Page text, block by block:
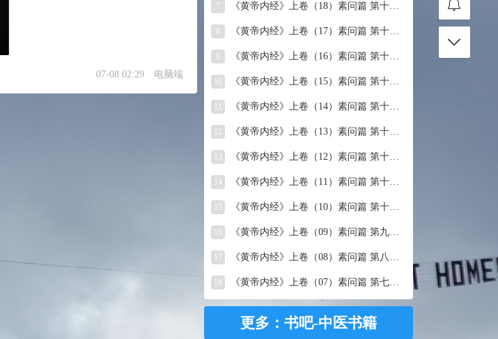
7 《黄帝内经》上卷（18）素问篇 第十八篇 平人气象论
《黄帝内经》上卷（17）素问篇 第十七篇 脉要精微论
9 《黄帝内经》上卷（16）素问篇 第十六篇 诊要经终论
《黄帝内经》上卷（15）素问篇 第十五篇 玉版论要
《黄帝内经》上卷（14）素问篇 第十四篇 汤液醪醴论
12 《黄帝内经》上卷（13）素问篇 第十三篇 移精变气论
13 《黄帝内经》上卷（12）素问篇 第十二篇 异法方宜论
14 《黄帝内经》上卷（11）素问篇 第十一篇 五藏别论
15 《黄帝内经》上卷（10）素问篇 第十篇 五藏生成
16 《黄帝内经》上卷（09）素问篇 第九篇 六节藏象论
17 《黄帝内经》上卷（08）素问篇 第八篇 灵兰秘典论
《黄帝内经》上卷（07）素问篇 第七篇 阴阳别论
更多：书吧-中医书籍
07-08 02:29 电脑端